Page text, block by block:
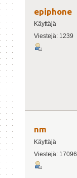
epiphone
Käyttäjä
Viestejä: 1239
nm
Käyttäjä
Viestejä: 17096